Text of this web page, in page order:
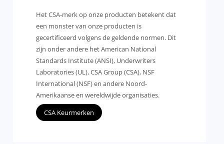
Het CSA-merk op onze producten betekent dat
een monster van onze producten is
gecertificeerd volgens de geldende normen. Dit
zijn onder andere het American National
Standards Institute (ANSI), Underwriters
Laboratories (UL), CSA Group (CSA), NSF
International (NSF) en andere Noord-
Amerikaanse en wereldwijde organisaties.
CSA Keurmerken